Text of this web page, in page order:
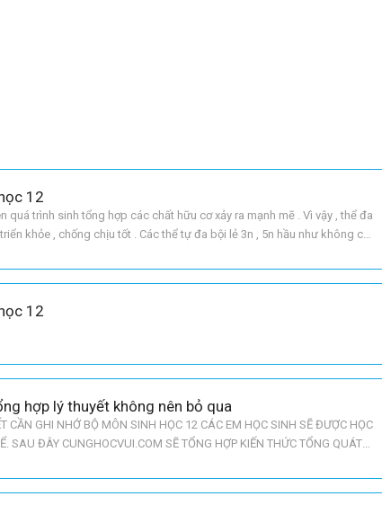
12
trình sinh tổng hợp các chất hữu cơ xảy ra mạnh mẽ . Vì vậy , thể đa
khỏe , chống chịu tốt . Các thể tự đa bội lẻ 3n , 5n hầu như không có
12
hợp lý thuyết không nên bỏ qua
CẦN GHI NHỚ BỘ MÔN SINH HỌC 12 CÁC EM HỌC SINH SẼ ĐƯỢC HỌC
SAU ĐÂY CUNGHOCVUI.COM SẼ TỔNG HỢP KIẾN THỨC TỔNG QUÁT